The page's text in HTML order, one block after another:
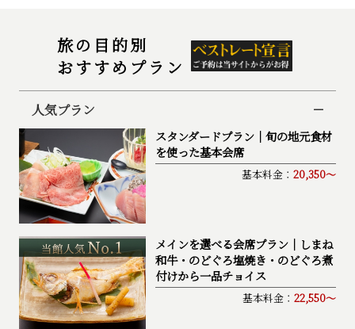
旅の⽬的別
おすすめプラン
人気プラン
スタンダードプラン｜旬の地元食材
を使った基本会席
基本料金： 20,350～
メインを選べる会席プラン｜しまね
和牛・のどぐろ塩焼き・のどぐろ煮
付けから一品チョイス
基本料金： 22,550～